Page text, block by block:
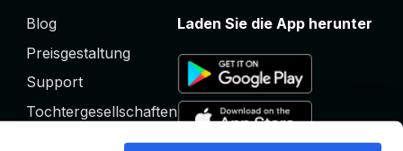
Blog
Preisgestaltung
Support
Tochtergesellschaften
Laden Sie die App herunter